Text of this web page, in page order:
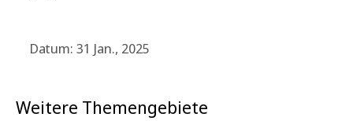
Datum: 31 Jan., 2025
Weitere Themengebiete